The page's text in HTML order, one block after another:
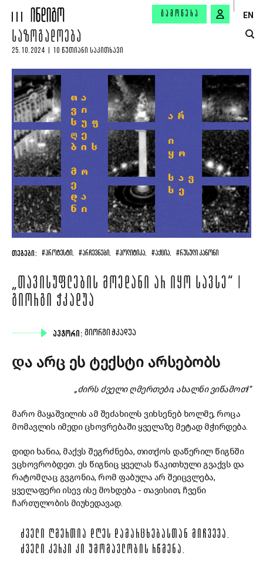
ᲒᲐᲛᲝᲬᲔᲠᲐ EN
ᲡᲐᲖᲝᲒᲐᲓᲝᲔᲑᲐ
25.10.2024 | 10 ᲬᲣᲗᲘᲐᲜᲘ ᲡᲐᲙᲘᲗᲮᲐᲕᲘ
ᲗᲔᲒᲔᲑᲘ: #ᲞᲠᲝᲢᲔᲡᲢᲘ, #ᲐᲠᲩᲔᲕᲜᲔᲑᲘ, #ᲞᲝᲚᲘᲢᲘᲙᲐ, #ᲐᲥᲪᲘᲐ, #ᲠᲣᲡᲣᲚᲘ ᲙᲐᲜᲝᲜᲘ
„ᲗᲐᲕᲘᲡᲣᲤᲚᲔᲑᲘᲡ ᲛᲝᲔᲓᲐᲜᲘ ᲐᲠ ᲘᲧᲝ ᲡᲐᲕᲡᲔ“ |
ᲒᲘᲝᲠᲒᲘ ᲭᲙᲐᲓᲣᲐ
ᲐᲕᲢᲝᲠᲘ: ᲒᲘᲝᲠᲒᲘ ᲭᲙᲐᲓᲣᲐ
და არც ეს ტექსტი არსებობს
„ძირს ძველიღმერთები, ახალნივიწამოთ!”
მარო მაყაშვილის ამ შეძახილს ვიხსენებ ხოლმე, როცა
მომავლის იმედი ცხოვრებაში ყველაზე მეტად მჭირდება.
დიდი ხანია, მაქვს შეგრძნება, თითქოს დაწერილ წიგნში
ვცხოვრობდეთ. ეს წიგნიც ყველას წაკითხული გვაქვს და
რატომღაც გვგონია, რომ ფაბულა არ შეიცვლება,
ყველაფერი ისევ ისე მოხდება - თავისით, ჩვენი
ჩართულობის მიუხედავად.
ᲫᲕᲔᲚᲘ ᲦᲛᲔᲠᲗᲘᲐ ᲓᲦᲔᲡ ᲓᲐᲛᲐᲠᲪᲮᲔᲑᲐᲡᲗᲐᲜ ᲛᲘᲩᲕᲔᲕᲐ.
ᲫᲕᲔᲚᲘ ᲙᲔᲠᲞᲘ ᲙᲘ ᲣᲛᲝᲛᲐᲕᲚᲝᲑᲘᲡ ᲠᲬᲛᲔᲜᲐ.